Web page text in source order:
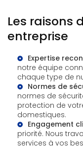
Les raisons
entreprise
Expertise
notre équipe
chaque type de
Normes de
normes de
protection de
domestiques.
Engagement
priorité. Nous
services à vos